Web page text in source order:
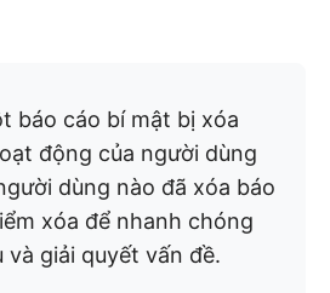
báo cáo bí mật bị xóa
động của người dùng
dùng nào đã xóa báo
xóa để nhanh chóng
và giải quyết vấn đề.